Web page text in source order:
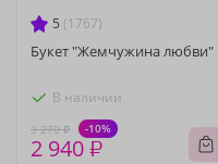
5 (1767)
Букет "Жемчужина любви"
В наличии
3 270 ₽ -10%
2 940 ₽